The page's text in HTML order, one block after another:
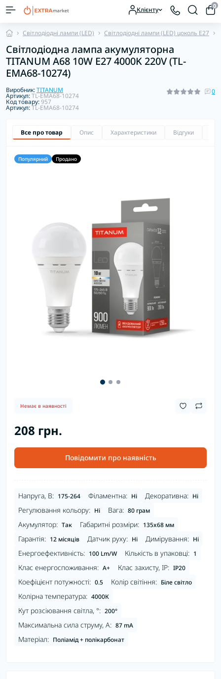
Клієнту 0
Світлодіодні лампи (LED) Світлодіодні лампи (LED) цоколь E27
Світлодіодна лампа акумуляторна
TITANUM A68 10W E27 4000K 220V (TL-
EMA68-10274)
Виробник:TITANUM
Артикул:TL-EMA68-10274
Код товару:957
Артикул:TL-EMA68-10274
0
Все про товар Опис Характеристики Відгуки
Популярний Продано
Немає в наявності
208 грн.
Повідомити про наявність
Напруга, В: 175-264 Філаментна: Ні Декоративна: Ні
Регулювання кольору: Ні Вага: 80 грам
Акумулятор: Так Габаритні розміри: 135x68 мм
Гарантія: 12 місяців Датчик руху: Ні Димірування: Ні
Енергоефективність: 100 Lm/W Кількість в упаковці: 1
Клас енергоспоживання: A+ Клас захисту, IP: IP20
Коефіцієнт потужності: 0.5 Колір світіння: Біле світло
Колірна температура: 4000К
Кут розсіювання світла, °: 200°
Максимальна сила струму, А: 87 mA
Матеріал: Поліамід + полікарбонат